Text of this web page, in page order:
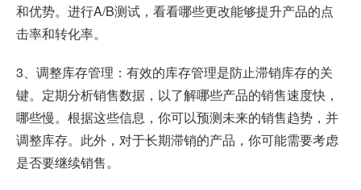
和优势。进行A/B测试，看看哪些更改能够提升产品的点
击率和转化率。
3、调整库存管理：有效的库存管理是防止滞销库存的关
键。定期分析销售数据，以了解哪些产品的销售速度快，
哪些慢。根据这些信息，你可以预测未来的销售趋势，并
调整库存。此外，对于长期滞销的产品，你可能需要考虑
是否要继续销售。